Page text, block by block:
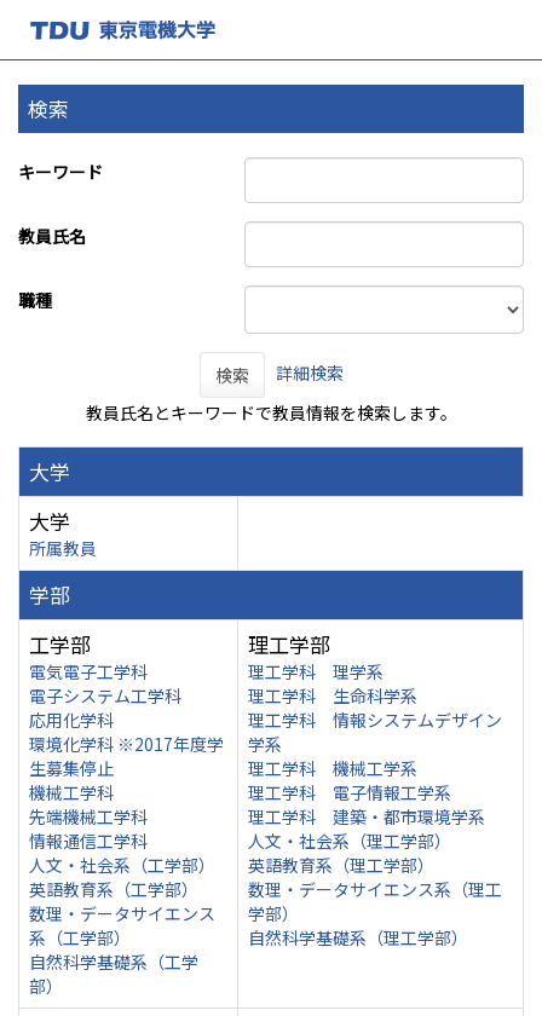
検索
キーワード
教員氏名
職種
検索
詳細検索
教員氏名とキーワードで教員情報を検索します。
大学
大学
所属教員
学部
工学部
電気電子工学科
電子システム工学科
応用化学科
環境化学科 ※2017年度学
生募集停止
機械工学科
先端機械工学科
情報通信工学科
人文・社会系（工学部）
英語教育系（工学部）
数理・データサイエンス
系（工学部）
自然科学基礎系（工学
部）
理工学部
理工学科 理学系
理工学科 生命科学系
理工学科 情報システムデザイン
学系
理工学科 機械工学系
理工学科 電子情報工学系
理工学科 建築・都市環境学系
人文・社会系（理工学部）
英語教育系（理工学部）
数理・データサイエンス系（理工
学部）
自然科学基礎系（理工学部）